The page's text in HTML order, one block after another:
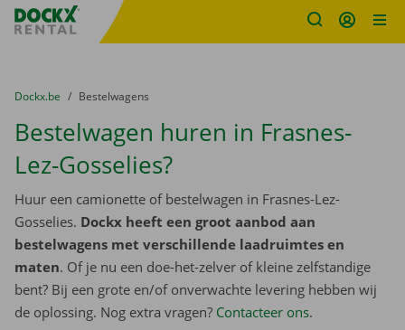
Fratello DEMO
U bevindt zich hier:
van
Dockx.be naar
Bestelwagens
Bestelwagen huren in Frasnes-
Lez-Gosselies?
Huur een camionette of bestelwagen in Frasnes-Lez-
Gosselies. Dockx heeft een groot aanbod aan
bestelwagens met verschillende laadruimtes en
maten. Of je nu een doe-het-zelver of kleine zelfstandige
bent? Bij een grote en/of onverwachte levering hebben wij
de oplossing. Nog extra vragen? Contacteer ons.